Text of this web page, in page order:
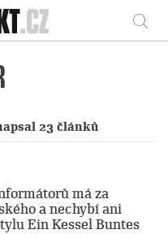
23 článků
má za
a nechybí ani
Ein Kessel Buntes